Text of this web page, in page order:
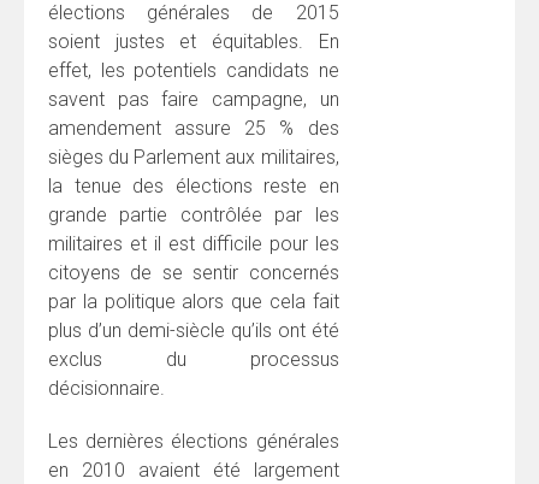
élections générales de 2015
soient justes et équitables. En
effet, les potentiels candidats ne
savent pas faire campagne, un
amendement assure 25 % des
sièges du Parlement aux militaires,
la tenue des élections reste en
grande partie contrôlée par les
militaires et il est difficile pour les
citoyens de se sentir concernés
par la politique alors que cela fait
plus d’un demi-siècle qu’ils ont été
exclus du processus
décisionnaire.
Les dernières élections générales
en 2010 avaient été largement